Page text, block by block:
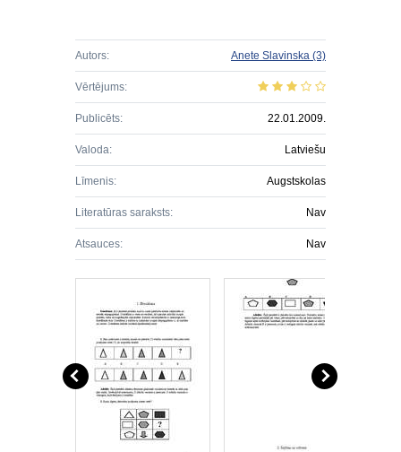
Autors: Anete Slavinska (3)
Vērtējums:
Publicēts: 22.01.2009.
Valoda: Latviešu
Līmenis: Augstskolas
Literatūras saraksts: Nav
Atsauces: Nav